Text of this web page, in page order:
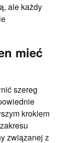
ale każdy
mieć
szereg
krokiem
związanej z